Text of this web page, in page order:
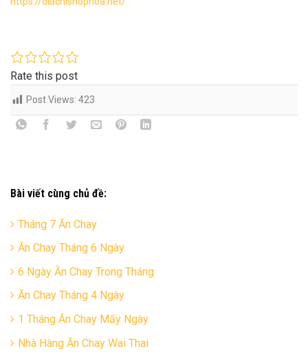
Rate this post
Post Views: 423
Bài viết cùng chủ đề:
Tháng 7 Ăn Chay
Ăn Chay Tháng 6 Ngày
6 Ngày Ăn Chay Trong Tháng
Ăn Chay Tháng 4 Ngày
1 Tháng Ăn Chay Mấy Ngày
Nhà Hàng Ăn Chay Wai Thai